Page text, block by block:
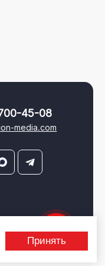
45-08
media.com
Принять